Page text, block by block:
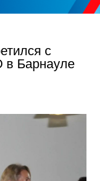
с
в Барнауле